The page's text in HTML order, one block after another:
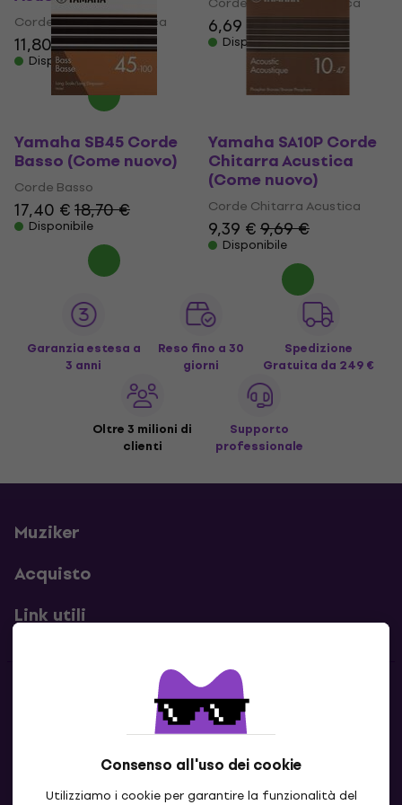
Consenso all'uso dei cookie
Utilizziamo i cookie per garantire la funzionalità del
Corde Chitarra Acustica
11,80 €
Disponibile
6,69 €
Disponibile
Yamaha SB45 Corde
Basso (Come nuovo)
Corde Basso
17,40 €18,70 €
Disponibile
Yamaha SA10P Corde
Chitarra Acustica
(Come nuovo)
Corde Chitarra Acustica
9,39 €9,69 €
Disponibile
Garanzia estesa a
3 anni
Reso fino a 30
giorni
Spedizione
Gratuita da 249 €
Oltre 3 milioni di
clienti
Supporto
professionale
Muziker
Acquisto
Link utili
Contatti
Contattaci